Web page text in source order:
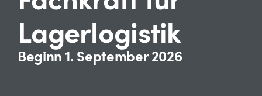
Lagerlogistik
Beginn 1. September 2026